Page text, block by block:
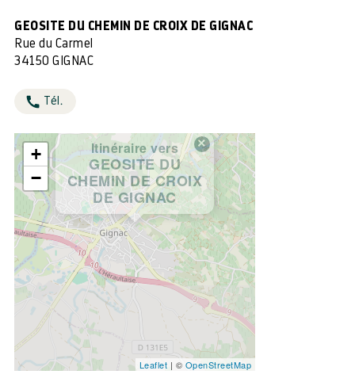
GEOSITE DU CHEMIN DE CROIX DE GIGNAC
Rue du Carmel
34150 GIGNAC
Tél.
Itinéraire vers
GEOSITE DU
CHEMIN DE CROIX
DE GIGNAC
×
+
−
Leaflet | © OpenStreetMap